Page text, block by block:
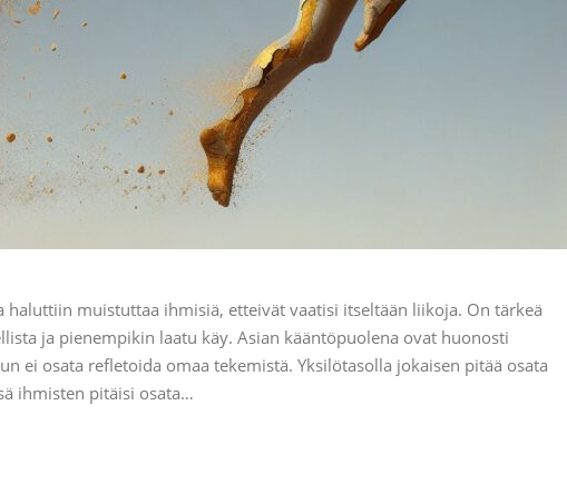
haluttiin muistuttaa ihmisiä, etteivät vaatisi itseltään liikoja. On tärkeä
ja pienempikin laatu käy. Asian kääntöpuolena ovat huonosti
ei osata refletoida omaa tekemistä. Yksilötasolla jokaisen pitää osata
ihmisten pitäisi osata…